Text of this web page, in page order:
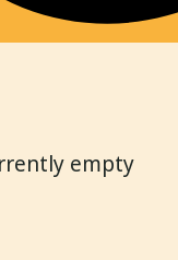
empty